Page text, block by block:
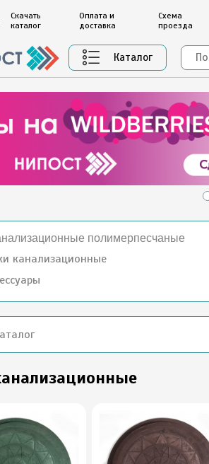
Скачать
каталог
Оплата и
доставка
Схема
проезда
Каталог
полимерпесчаные
канализационные